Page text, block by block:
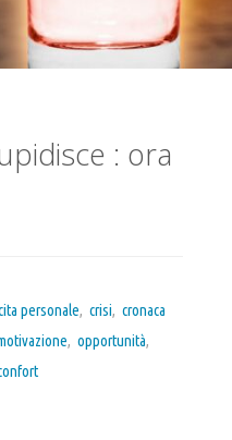
: ora
personale, crisi, cronaca
, opportunità,